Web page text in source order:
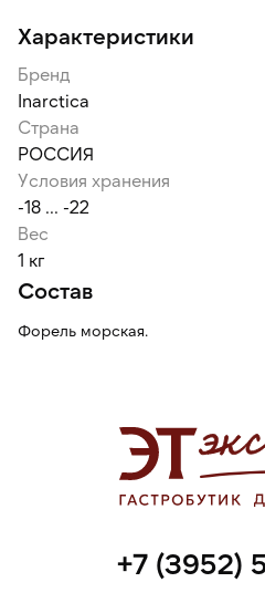
Характеристики
Бренд
Inarctica
Страна
РОССИЯ
Условия хранения
-18 ... -22
Вес
1 кг
Состав
Форель морская.
+7 (3952)